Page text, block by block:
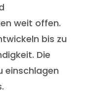
weit offen.
bis zu
Die
einschlagen